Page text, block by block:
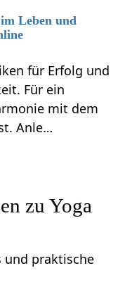
Leben und
für Erfolg und
Für ein
mit dem
Anle…
zu Yoga
und praktische